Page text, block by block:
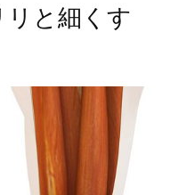
と細くす